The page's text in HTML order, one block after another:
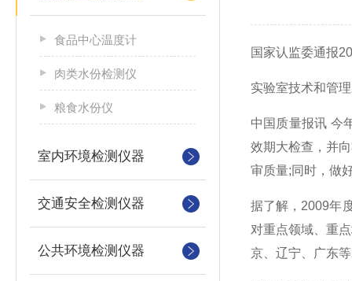
食品中心温度计
肉类水份检测仪
粮食水份仪
室内环境检测仪器
交通安全检测仪器
公共环境检测仪器
国家认监委通报
实验室技术和管
中国质量报讯 今
效期大检查，并
审质量;同时，做
据了解，2009年
对重点领域、重
京、辽宁、广东